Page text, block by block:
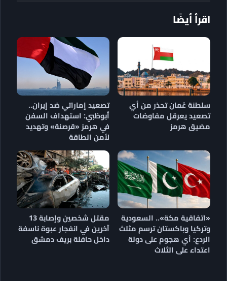
اقرأ أيضًا
سلطنة عُمان تحذر من أي
تصعيد يعرقل مفاوضات
مضيق هرمز
تصعيد إماراتي ضد إيران..
أبوظبي: استهداف السفن
في هرمز «قرصنة» وتهديد
لأمن الطاقة
«اتفاقية مكة».. السعودية
وتركيا وباكستان ترسم مثلث
الردع: أي هجوم على دولة
اعتداء على الثلاث
مقتل شخصين وإصابة 13
آخرين في انفجار عبوة ناسفة
داخل حافلة بريف دمشق